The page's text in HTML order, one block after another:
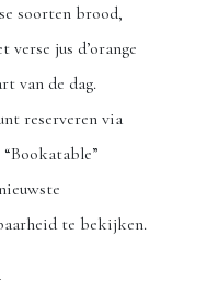
soorten brood,
verse jus d’orange
van de dag.
reserveren via
te bekijken.